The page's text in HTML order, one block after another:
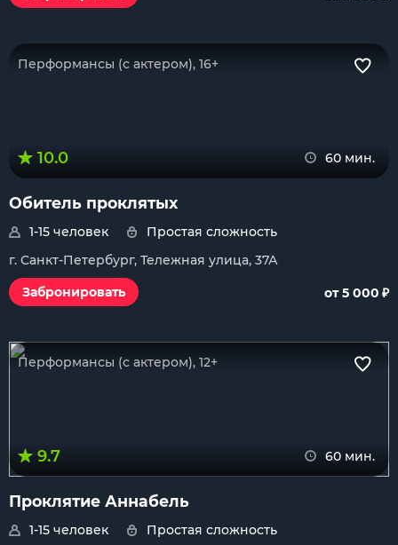
Перформансы (с актером), 16+
10.0 60 мин.
Обитель проклятых
1-15 человек
Простая сложность
г. Санкт-Петербург, Тележная улица, 37А
Забронировать
от 5 000 ₽
Перформансы (с актером), 12+
9.7 60 мин.
Проклятие Аннабель
1-15 человек
Простая сложность